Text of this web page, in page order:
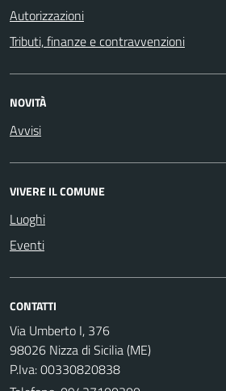
Autorizzazioni
Tributi, finanze e contravvenzioni
NOVITÀ
Avvisi
VIVERE IL COMUNE
Luoghi
Eventi
CONTATTI
Via Umberto I, 376
98026 Nizza di Sicilia (ME)
P.Iva: 00330820838